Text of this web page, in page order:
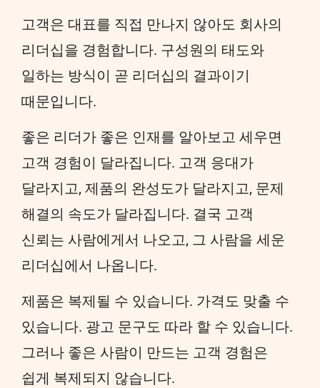
고객은 대표를 직접 만나지 않아도 회사의
리더십을 경험합니다. 구성원의 태도와
일하는 방식이 곧 리더십의 결과이기
때문입니다.
좋은 리더가 좋은 인재를 알아보고 세우면
고객 경험이 달라집니다. 고객 응대가
달라지고, 제품의 완성도가 달라지고, 문제
해결의 속도가 달라집니다. 결국 고객
신뢰는 사람에게서 나오고, 그 사람을 세운
리더십에서 나옵니다.
제품은 복제될 수 있습니다. 가격도 맞출 수
있습니다. 광고 문구도 따라 할 수 있습니다.
그러나 좋은 사람이 만드는 고객 경험은
쉽게 복제되지 않습니다.